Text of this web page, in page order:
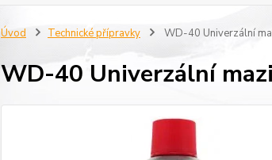
Úvod Technické přípravky WD-40 Univerzální
WD-40 Univerzální